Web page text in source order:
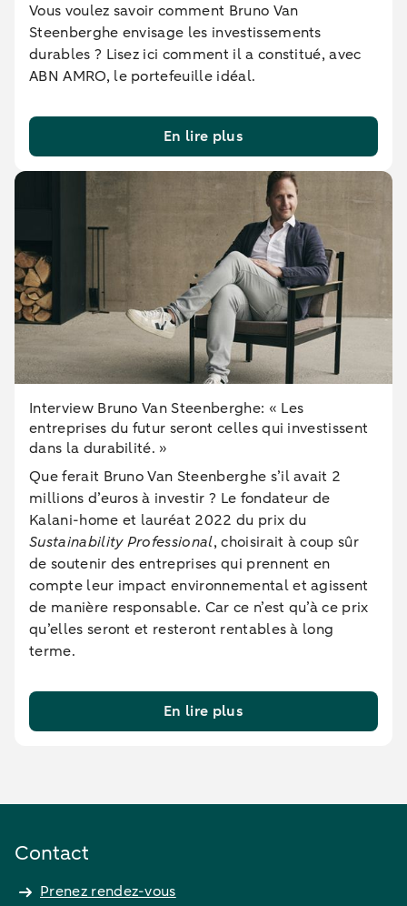
Vous voulez savoir comment Bruno Van
Steenberghe envisage les investissements
durables ? Lisez ici comment il a constitué, avec
ABN AMRO, le portefeuille idéal.
En lire plus
Interview Bruno Van Steenberghe: « Les
entreprises du futur seront celles qui investissent
dans la durabilité. »
Que ferait Bruno Van Steenberghe s’il avait 2
millions d’euros à investir ? Le fondateur de
Kalani-home et lauréat 2022 du prix du
Sustainability Professional, choisirait à coup sûr
de soutenir des entreprises qui prennent en
compte leur impact environnemental et agissent
de manière responsable. Car ce n’est qu’à ce prix
qu’elles seront et resteront rentables à long
terme.
En lire plus
Contact
Prenez rendez-vous